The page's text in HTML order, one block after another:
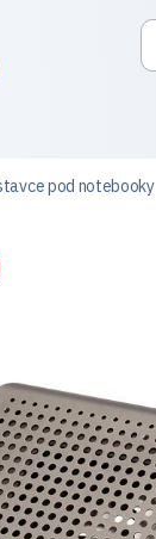
pod notebooky